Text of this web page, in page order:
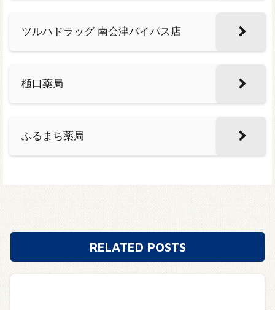
ツルハドラッグ 南会津バイパス店
樋口薬局
ふるまち薬局
RELATED POSTS